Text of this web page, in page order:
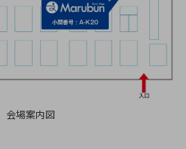
会場案内図